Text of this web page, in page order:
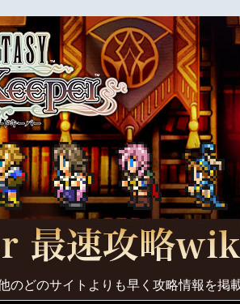
どのサイトよりも早く攻略情報を掲